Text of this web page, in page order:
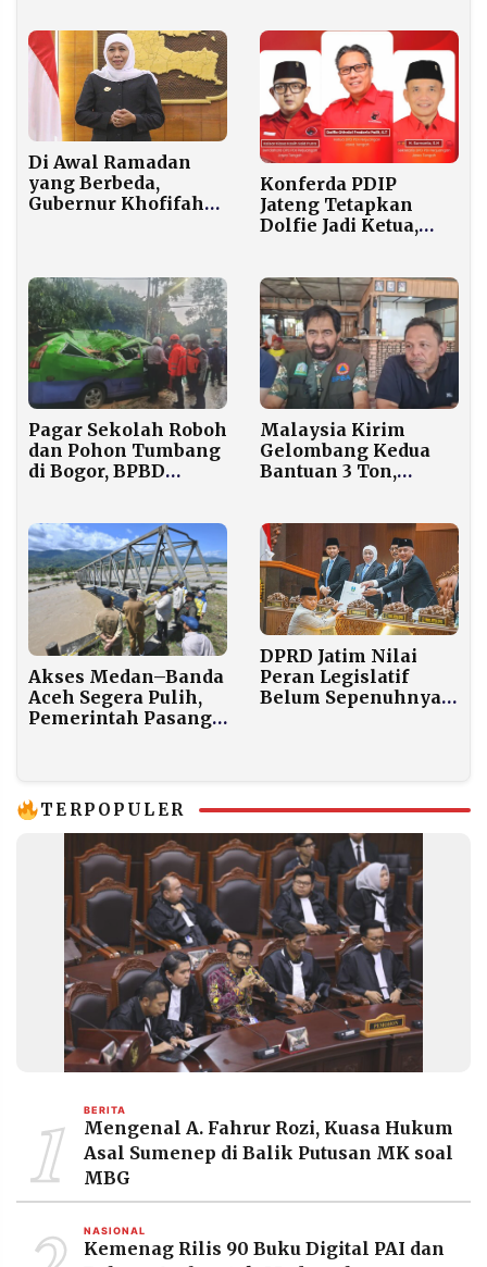
Terancam Ditinggal
Pekerja?
Di Awal Ramadan
yang Berbeda,
Gubernur Khofifah
Timur
Konferda PDIP
Jateng Tetapkan
Dolfie Jadi Ketua,
Struktur Baru
Pagar Sekolah Roboh
dan Pohon Tumbang
di Bogor, BPBD
Malaysia Kirim
Gelombang Kedua
Bantuan 3 Ton,
Korban Banjir Aceh
Lancar
Akses Medan–Banda
Aceh Segera Pulih,
Pemerintah Pasang
DPRD Jatim Nilai
Peran Legislatif
Belum Sepenuhnya
TERPOPULER
1 BERITA
Mengenal A. Fahrur Rozi, Kuasa Hukum
Asal Sumenep di Balik Putusan MK soal
MBG
NASIONAL
Kemenag Rilis 90 Buku Digital PAI dan